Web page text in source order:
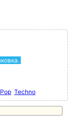
Pop Techno